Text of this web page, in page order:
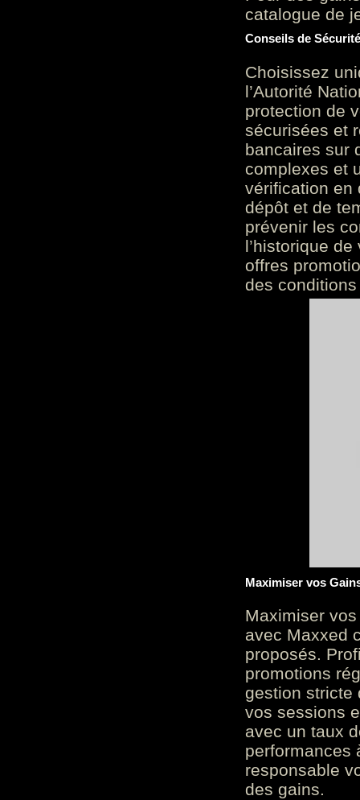
catalogue de
Conseils de
Choisissez
l’Autorité
protection de
sécurisées et
bancaires sur
complexes et
vérification en
dépôt et de
prévenir les
l’historique
offres
des
Maximiser vos
Maximiser
avec Maxxed
proposés.
promotions
gestion stricte
vos sessions
avec un taux
performances
responsable
des gains.